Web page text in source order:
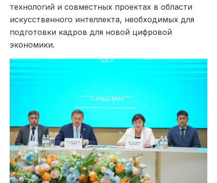
технологий и совместных проектах в области
искусственного интеллекта, необходимых для
подготовки кадров для новой цифровой
экономики.